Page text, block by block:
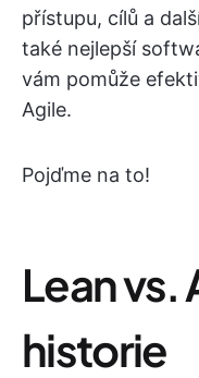
přístupu, cílů a
také nejlepší
vám pomůže
Agile.
Pojďme na to!
Lean vs.
historie